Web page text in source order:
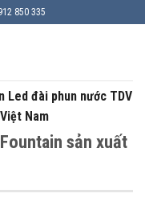
850 335
Led đài phun nước TDV
Nam
sản xuất